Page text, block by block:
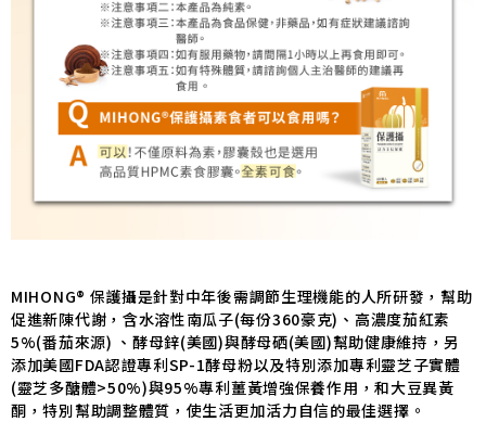
MIHONG® 保護攝是針對中年後需調節生理機能的人所研發，幫助
促進新陳代謝，含水溶性南瓜子(每份360豪克)、高濃度茄紅素
5%(番茄來源) 、酵母鋅(美國)與酵母硒(美國)幫助健康維持，另
添加美國FDA認證專利SP-1酵母粉以及特別添加專利靈芝子實體
(靈芝多醣體>50%)與95%專利薑黃增強保養作用，和大豆異黃
酮，特別幫助調整體質，使生活更加活力自信的最佳選擇。